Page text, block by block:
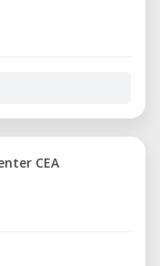
CEA